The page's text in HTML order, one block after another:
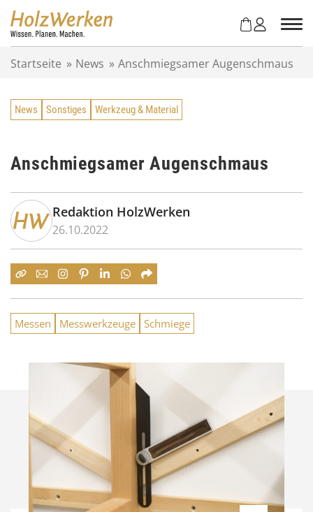
Startseite » News » Anschmiegsamer Augenschmaus
News Sonstiges Werkzeug & Material
Anschmiegsamer Augenschmaus
Redaktion HolzWerken
26.10.2022
Messen Messwerkzeuge Schmiege